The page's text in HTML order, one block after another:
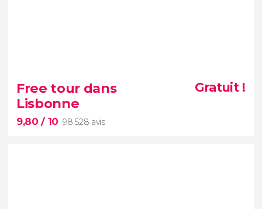
excursion depuis Lisbonne
Regaleira
Cascais
Free tour dans
Lisbonne
9,80/ 10 98 528 avis
Gratuit !